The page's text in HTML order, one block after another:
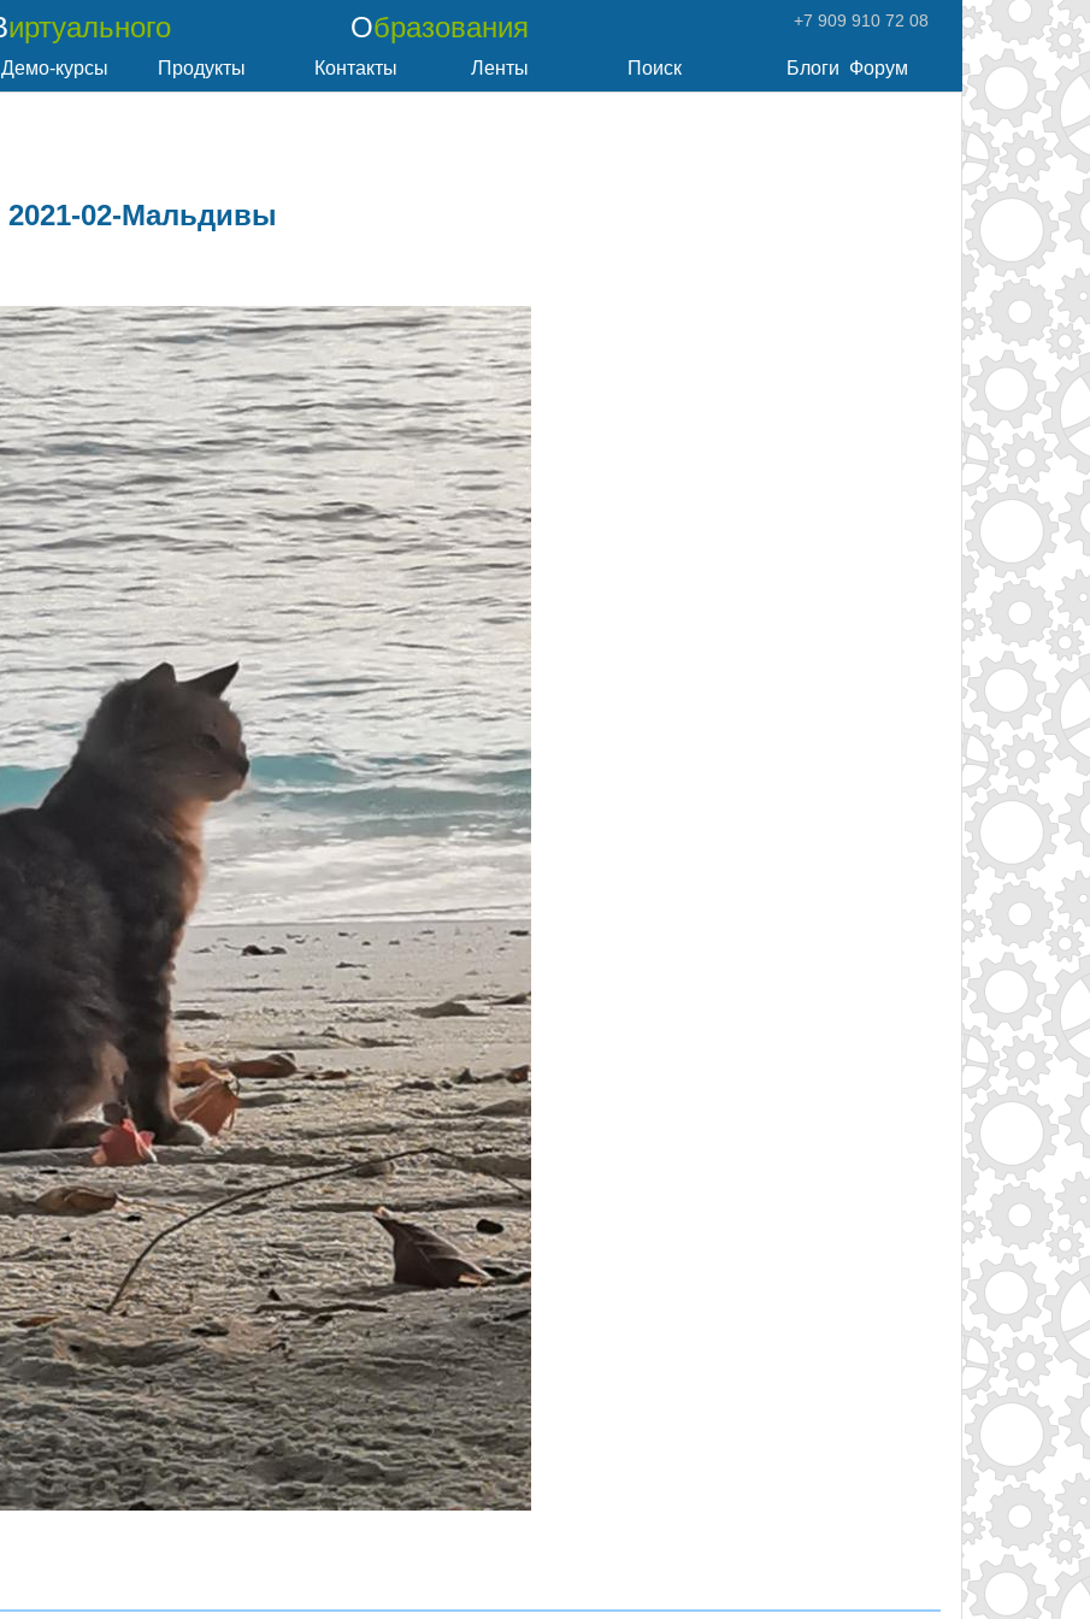
Виртуального Образования +7 909 910 72 08
Демо-курсы Продукты Контакты Ленты Поиск Блоги Форум
2021-02-Мальдивы